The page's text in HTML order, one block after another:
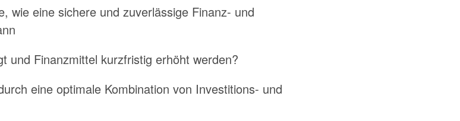
wie eine sichere und zuverlässige Finanz- und
und Finanzmittel kurzfristig erhöht werden?
eine optimale Kombination von Investitions- und